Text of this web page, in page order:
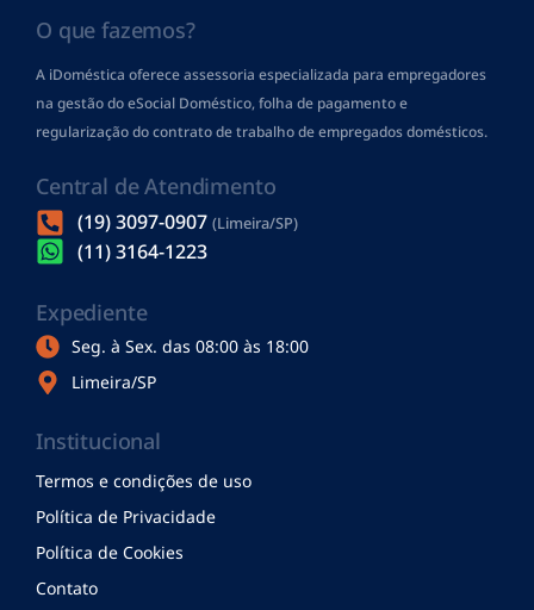
O que fazemos?
A iDoméstica oferece assessoria especializada para empregadores
na gestão do eSocial Doméstico, folha de pagamentoe
regularização do contrato de trabalho de empregados domésticos.
Central de Atendimento
(19) 3097-0907 (Limeira/SP)
(11) 3164-1223
Expediente
Seg. à Sex. das 08:00 às 18:00
Limeira/SP
Institucional
Termos e condições de uso
Política de Privacidade
Política de Cookies
Contato